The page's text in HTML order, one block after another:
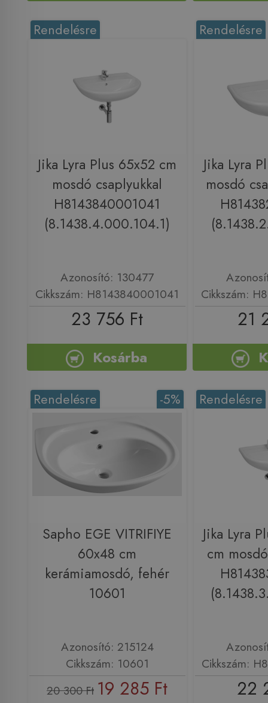
Rendelésre
Jika Lyra Plus 65x52 cm
mosdó csaplyukkal
H8143840001041
(8.1438.4.000.104.1)
Azonosító: 130477
Cikkszám: H8143840001041
23 756 Ft
Kosárba
Rendelésre
Jika Lyra
mosdó
Cikkszám:
21
-5%
Rendelésre
Sapho EGE VITRIFIYE
60x48 cm
kerámiamosdó, fehér
10601
Azonosító: 215124
Cikkszám: 10601
20 300 Ft 19 285 Ft
Rendelésre
Jika Lyra
cm
Cikkszám:
22